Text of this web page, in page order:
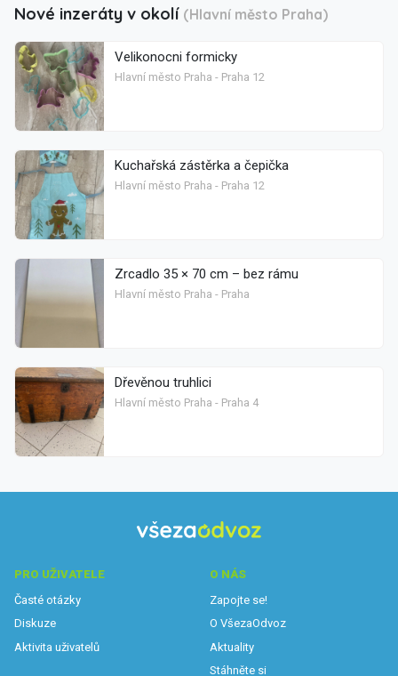
Nové inzeráty v okolí (Hlavní město Praha)
Velikonocni formicky
Hlavní město Praha - Praha 12
Kuchařská zástěrka a čepička
Hlavní město Praha - Praha 12
Zrcadlo 35 × 70 cm – bez rámu
Hlavní město Praha - Praha
Dřevěnou truhlici
Hlavní město Praha - Praha 4
PRO UŽIVATELE
Časté otázky
Diskuze
Aktivita uživatelů
O NÁS
Zapojte se!
O VšezaOdvoz
Aktuality
Stáhněte si